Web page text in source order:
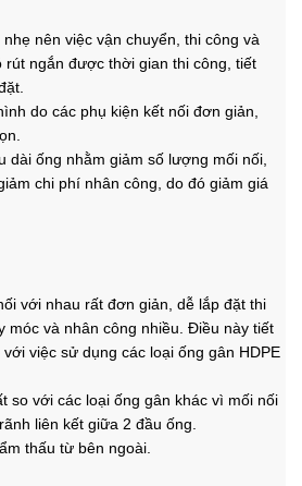
nên việc vận chuyển, thi công và
ngắn được thời gian thi công, tiết
do các phụ kiện kết nối đơn giản,
dài ống nhằm giảm số lượng mối nối,
chi phí nhân công, do đó giảm giá
với nhau rất đơn giản, dễ lắp đặt thi
móc và nhân công nhiều. Điều này tiết
việc sử dụng các loại ống gân HDPE
so với các loại ống gân khác vì mối nối
liên kết giữa 2 đầu ống.
thấu từ bên ngoài.